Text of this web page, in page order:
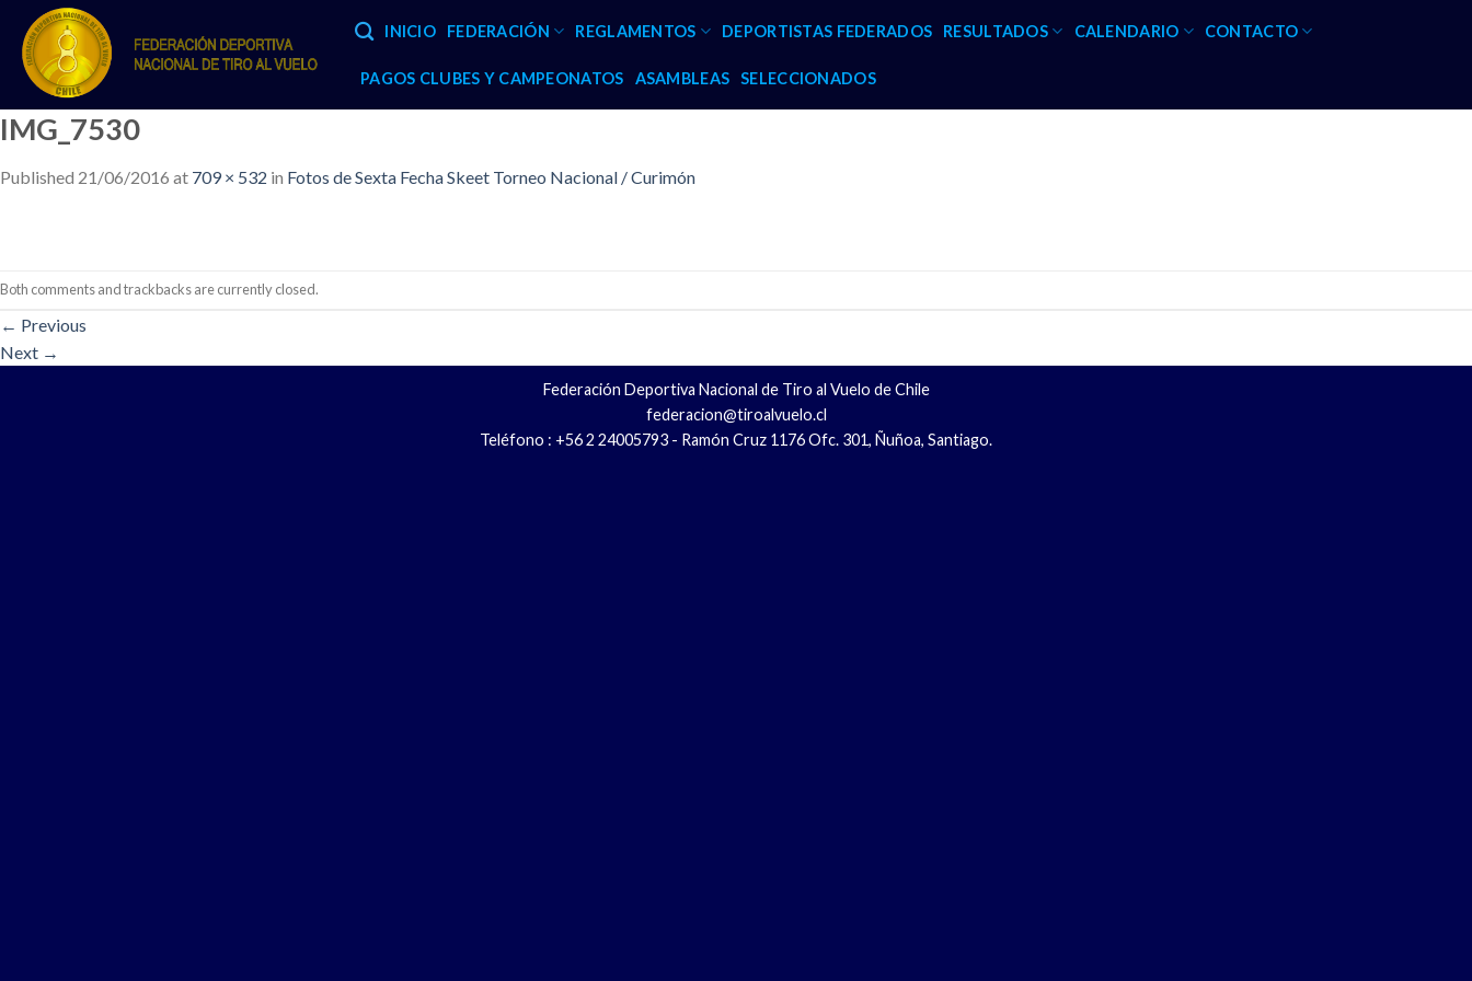
content
INICIO FEDERACIÓN REGLAMENTOS DEPORTISTAS FEDERADOS RESULTADOS CALENDARIO CONTACTO
PAGOS CLUBES Y CAMPEONATOS ASAMBLEAS SELECCIONADOS
IMG_7530
Published 21/06/2016 at 709 × 532 in Fotos de Sexta Fecha Skeet Torneo Nacional / Curimón
Both comments and trackbacks are currently closed.
← Previous
Next →
Federación Deportiva Nacional de Tiro al Vuelo de Chile
federacion@tiroalvuelo.cl
Teléfono : +56 2 24005793 - Ramón Cruz 1176 Ofc. 301, Ñuñoa, Santiago.